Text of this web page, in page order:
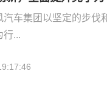
车集团以坚定的步伐
行...